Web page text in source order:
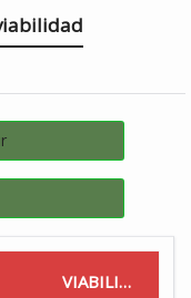
VIABILIDAD